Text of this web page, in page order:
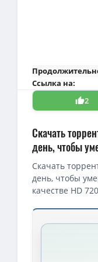
Ссылка на:
2
Скачать
день, чтобы
Скачать
день, чтобы
качестве HD
Скачать
4K — Крепкий
1080p —